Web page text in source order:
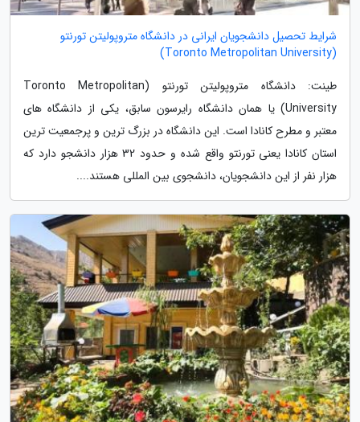
شرایط تحصیل دانشجویان ایرانی در دانشگاه متروپولیتن تورنتو
(Toronto Metropolitan University)
طینت: دانشگاه متروپولیتن تورنتو (Toronto Metropolitan
University) یا همان دانشگاه رایرسون سابق، یکی از دانشگاه های
معتبر و مطرح کانادا است. این دانشگاه در بزرگ ترین و پرجمعیت ترین
استان کانادا یعنی تورنتو واقع شده و حدود 32 هزار دانشجو دارد که
هزار نفر از این دانشجویان، دانشجوی بین المللی هستند....